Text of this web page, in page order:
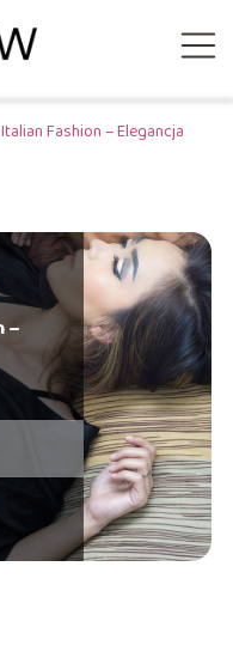
Fashion – Elegancja
–